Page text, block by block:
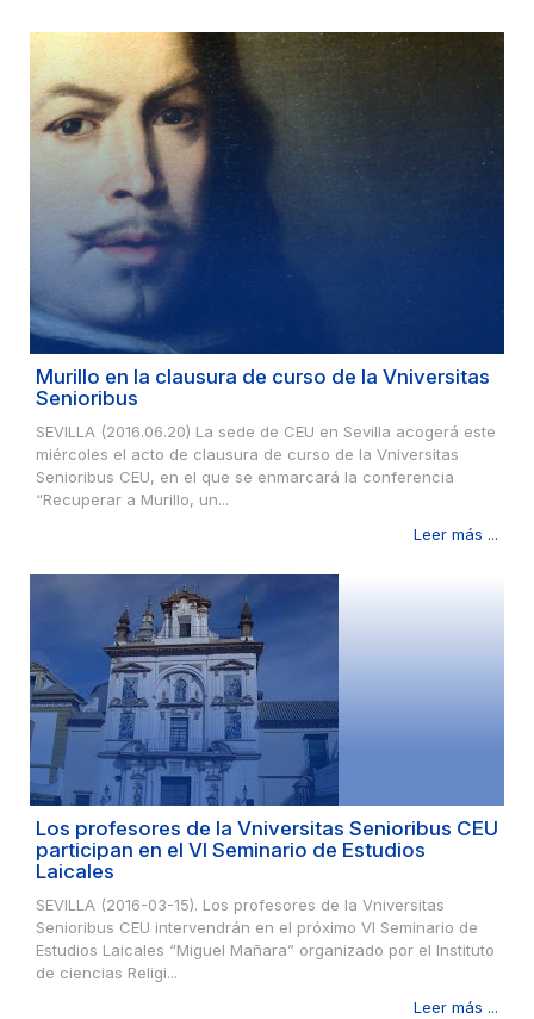
Murillo en la clausura de curso de la Vniversitas
Senioribus
SEVILLA (2016.06.20) La sede de CEU en Sevilla acogerá este
miércoles el acto de clausura de curso de la Vniversitas
Senioribus CEU, en el que se enmarcará la conferencia
“Recuperar a Murillo, un...
Leer más ...
Los profesores de la Vniversitas Senioribus CEU
participan en el VI Seminario de Estudios
Laicales
SEVILLA (2016-03-15). Los profesores de la Vniversitas
Senioribus CEU intervendrán en el próximo VI Seminario de
Estudios Laicales “Miguel Mañara” organizado por el Instituto
de ciencias Religi...
Leer más ...